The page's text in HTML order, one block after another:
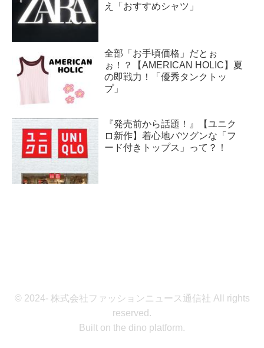
え「おすすめシャツ」
全部「お手頃価格」だとぉ
ぉ！？【AMERICAN HOLIC】夏
の即戦力！「優秀タンクトッ
プ」
『発売前から話題！』【ユニク
ロ新作】着心地バツグンな「フ
ード付きトップス」って？！
© 2024- 株式会社ファッションニュース通信社 All rights
reserved.
Built on the dino platform.